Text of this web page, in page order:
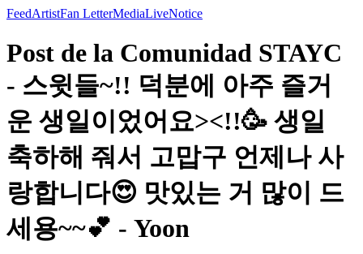
FeedArtistFan LetterMediaLiveNotice
Post de la Comunidad STAYC
- 스윗들~!! 덕분에 아주 즐거
운 생일이었어요><!!🥳 생일
축하해 줘서 고맙구 언제나 사
랑합니다😍 맛있는 거 많이 드
세용~~💕 - Yoon